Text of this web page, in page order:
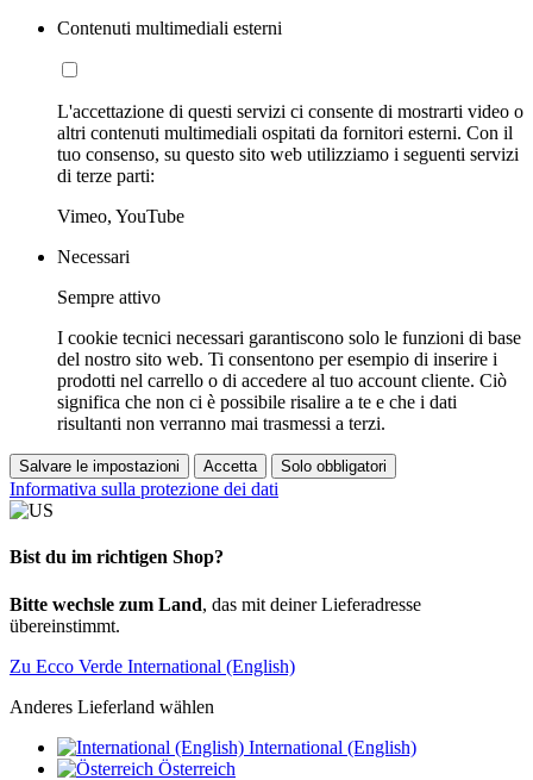
Contenuti multimediali esterni
L'accettazione di questi servizi ci consente di mostrarti video o
altri contenuti multimediali ospitati da fornitori esterni. Con il
tuo consenso, su questo sito web utilizziamo i seguenti servizi
di terze parti:
Vimeo, YouTube
Necessari
Sempre attivo
I cookie tecnici necessari garantiscono solo le funzioni di base
del nostro sito web. Ti consentono per esempio di inserire i
prodotti nel carrello o di accedere al tuo account cliente. Ciò
significa che non ci è possibile risalire a te e che i dati
risultanti non verranno mai trasmessi a terzi.
Salvare le impostazioni Accetta Solo obbligatori
Informativa sulla protezione dei dati
Bist du im richtigen Shop?
Bitte wechsle zum Land, das mit deiner Lieferadresse
übereinstimmt.
Zu Ecco Verde International (English)
Anderes Lieferland wählen
International (English)
Österreich